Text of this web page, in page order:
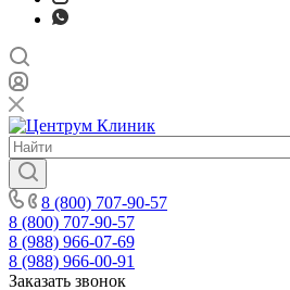
8 (800) 707-90-57
8 (800) 707-90-57
8 (988) 966-07-69
8 (988) 966-00-91
Заказать звонок